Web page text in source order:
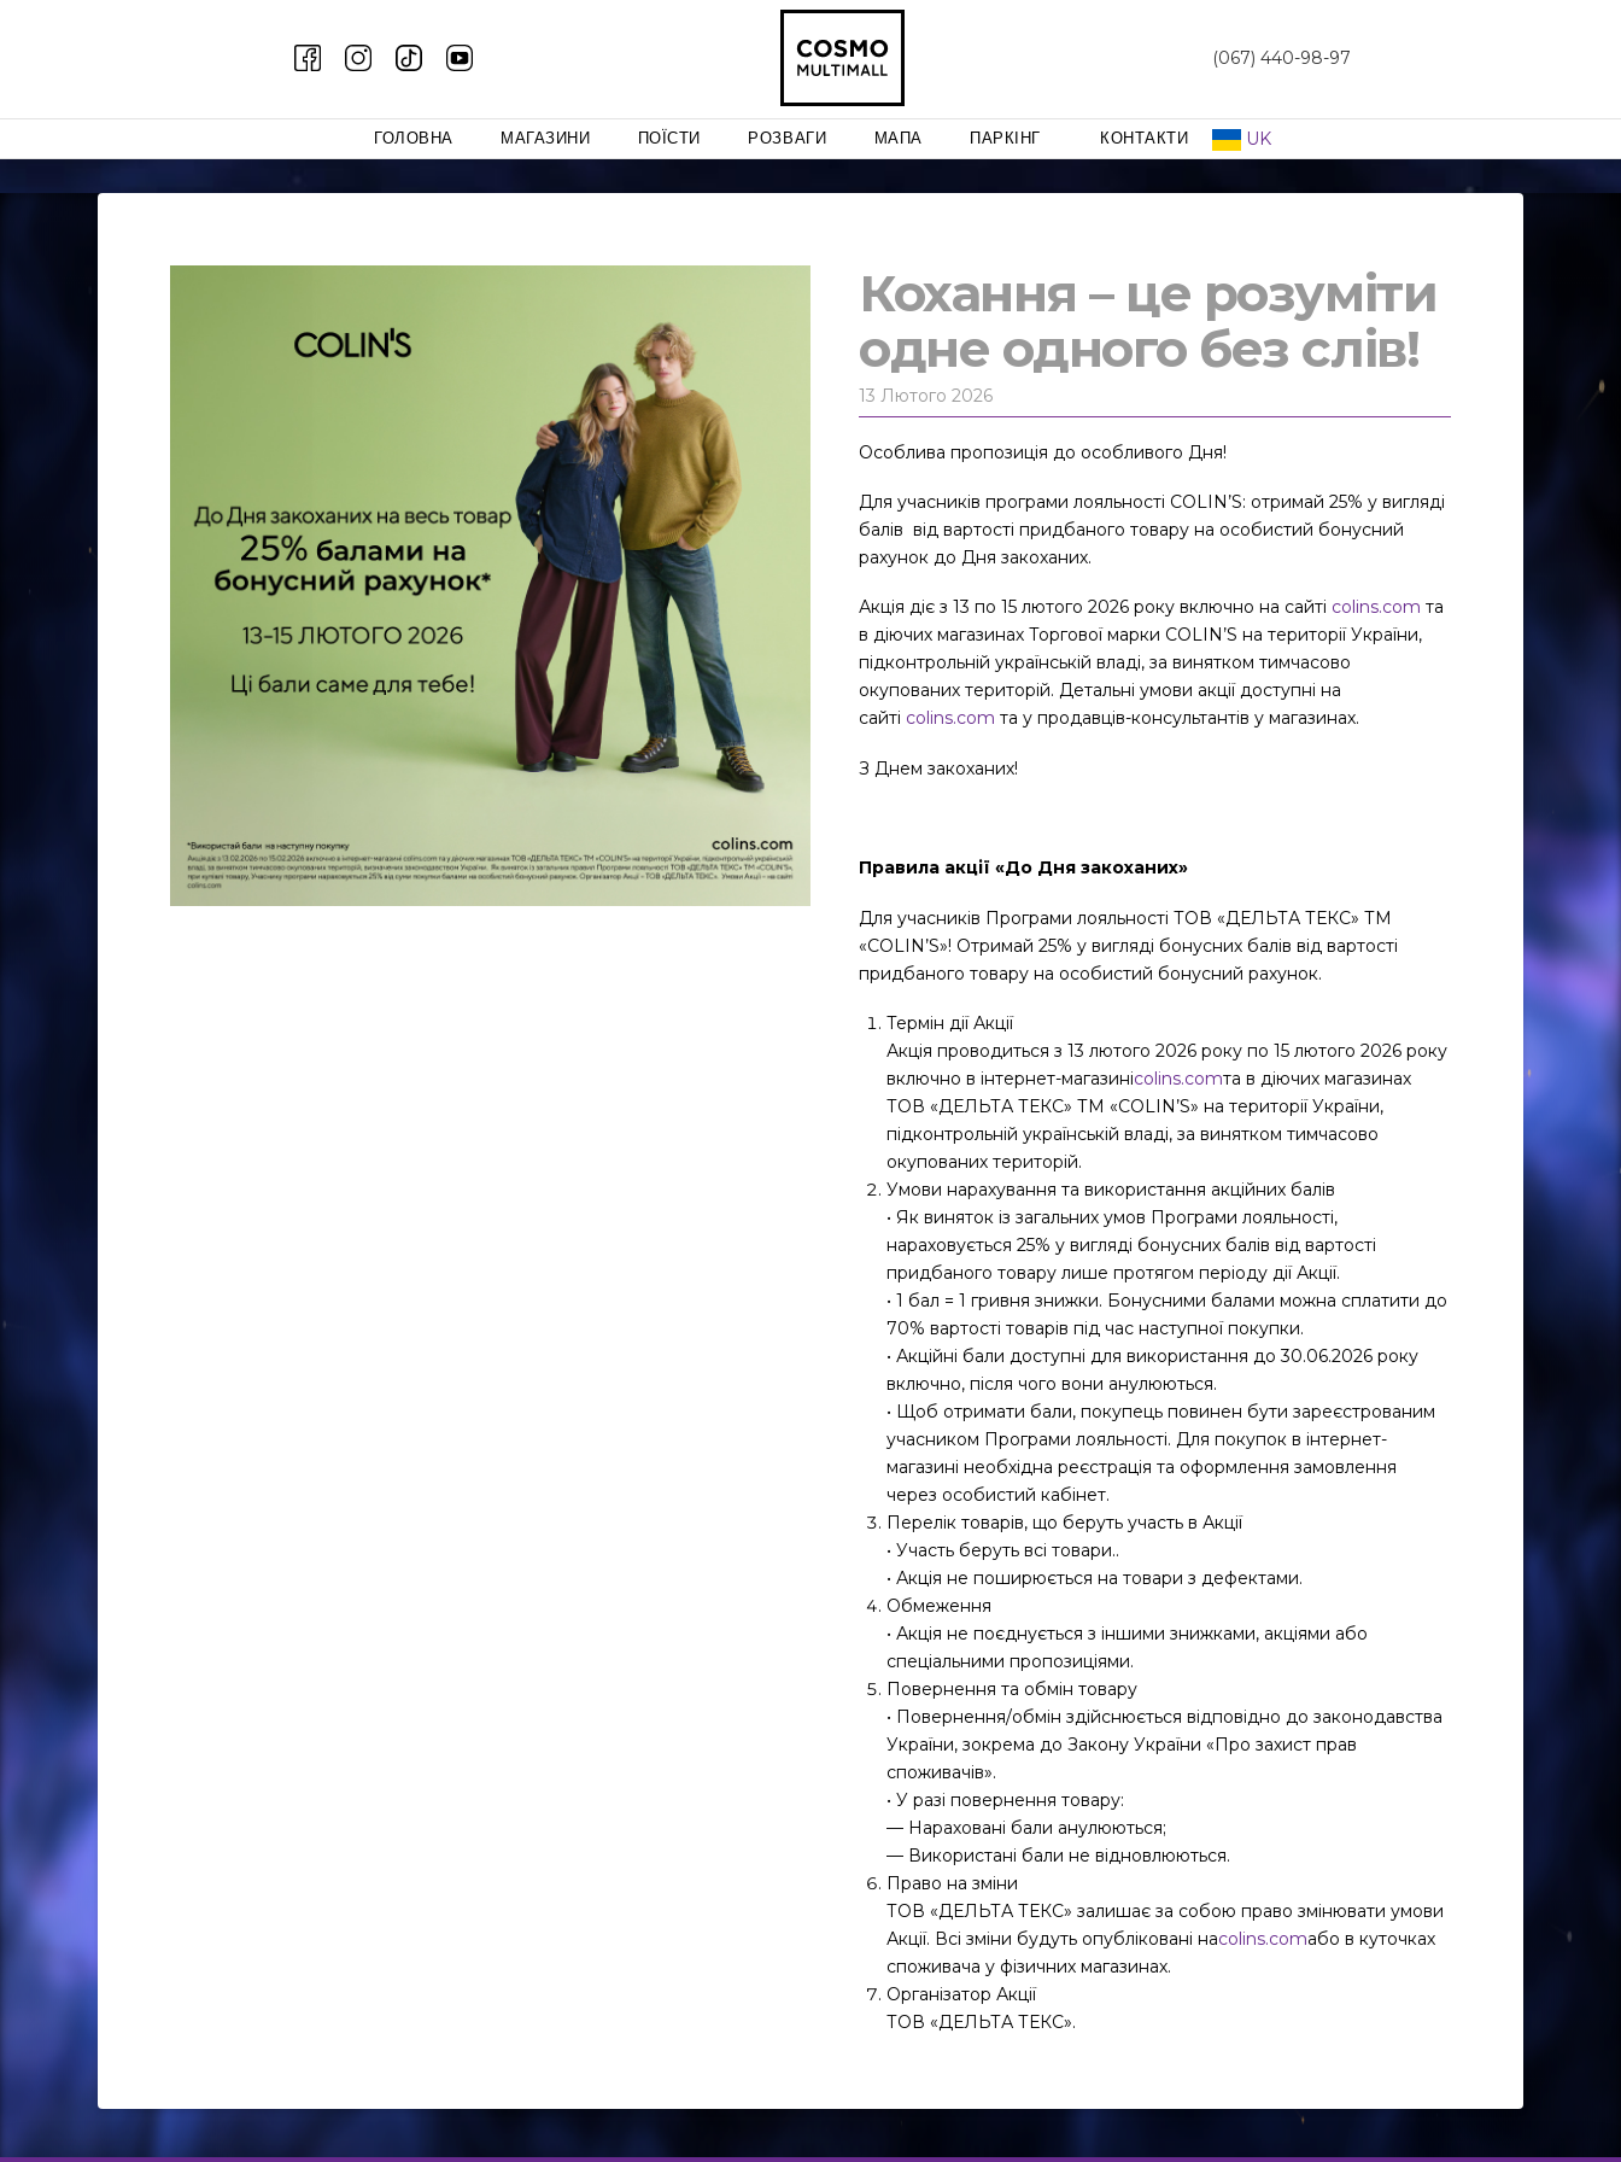
(067) 440-98-97
ГОЛОВНА МАГАЗИНИ ПОЇСТИ РОЗВАГИ МАПА ПАРКІНГ КОНТАКТИ UK
Кохання – це розуміти
одне одного без слів!
13 Лютого 2026
Особлива пропозиція до особливого Дня!
Для учасників програми лояльності COLIN’S: отримай 25% у вигляді
балів від вартості придбаного товару на особистий бонусний
рахунок до Дня закоханих.
Акція діє з 13 по 15 лютого 2026 року включно на сайті colins.com та
в діючих магазинах Торгової марки COLIN’S на території України,
підконтрольній українській владі, за винятком тимчасово
окупованих територій. Детальні умови акції доступні на
сайті colins.com та у продавців-консультантів у магазинах.
З Днем закоханих!
Правила акції «До Дня закоханих»
Для учасників Програми лояльності ТОВ «ДЕЛЬТА ТЕКС» ТМ
«COLIN’S»! Отримай 25% у вигляді бонусних балів від вартості
придбаного товару на особистий бонусний рахунок.
Термін дії Акції
Акція проводиться з 13 лютого 2026 року по 15 лютого 2026 року
включно в інтернет-магазиніcolins.comта в діючих магазинах
ТОВ «ДЕЛЬТА ТЕКС» ТМ «COLIN’S» на території України,
підконтрольній українській владі, за винятком тимчасово
окупованих територій.
Умови нарахування та використання акційних балів
• Як виняток із загальних умов Програми лояльності,
нараховується 25% у вигляді бонусних балів від вартості
придбаного товару лише протягом періоду дії Акції.
• 1 бал = 1 гривня знижки. Бонусними балами можна сплатити до
70% вартості товарів під час наступної покупки.
• Акційні бали доступні для використання до 30.06.2026 року
включно, після чого вони анулюються.
• Щоб отримати бали, покупець повинен бути зареєстрованим
учасником Програми лояльності. Для покупок в інтернет-
магазині необхідна реєстрація та оформлення замовлення
через особистий кабінет.
Перелік товарів, що беруть участь в Акції
• Участь беруть всі товари..
• Акція не поширюється на товари з дефектами.
Обмеження
• Акція не поєднується з іншими знижками, акціями або
спеціальними пропозиціями.
Повернення та обмін товару
• Повернення/обмін здійснюється відповідно до законодавства
України, зокрема до Закону України «Про захист прав
споживачів».
• У разі повернення товару:
— Нараховані бали анулюються;
— Використані бали не відновлюються.
Право на зміни
ТОВ «ДЕЛЬТА ТЕКС» залишає за собою право змінювати умови
Акції. Всі зміни будуть опубліковані наcolins.comабо в куточках
споживача у фізичних магазинах.
Організатор Акції
ТОВ «ДЕЛЬТА ТЕКС».